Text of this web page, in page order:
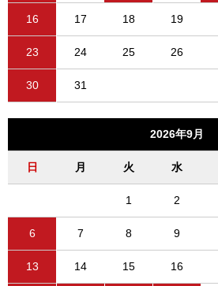
16 17 18 19
23 24 25 26
30 31
2026年9月
日 月 火 水
1 2
6 7 8 9
13 14 15 16